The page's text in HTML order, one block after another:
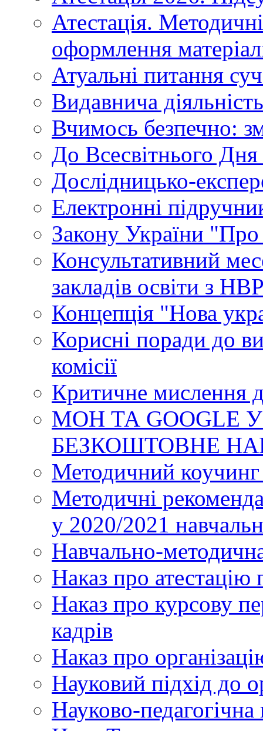
Атестація.
оформлення
Атуальні питання
Видавнича діяльність
Вчимось безпечно:
До Всесвітнього Дня
Дослідницько-
Електронні
Закону України "Про
Консультативний
закладів освіти з
Концепція "Нова
Корисні поради до
комісії
Критичне мислення
МОН ТА GOOGLE
БЕЗКОШТОВНЕ
Методичний
Методичні
у 2020/2021
Навчально-
Наказ про атестацію
Наказ про курсову
кадрів
Наказ про
Науковий підхід до
Науково-